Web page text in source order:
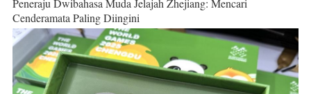
Peneraju Dwibahasa Muda Jelajah Zhejiang: Mencari
Cenderamata Paling Diingini